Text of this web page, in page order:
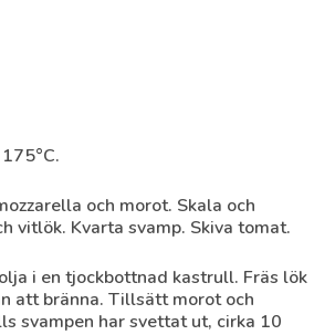
och morot. Skala och
vitlök. Kvarta svamp. Skiva tomat.
i en tjockbottnad kastrull. Fräs lök
att bränna. Tillsätt morot och
svampen har svettat ut, cirka 10